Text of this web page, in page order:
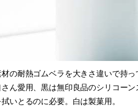
材の耐熱ゴムベラを大きさ違いで持
ん愛用、黒は無印良品のシリコー
いとるのに必要。白は製菓用。